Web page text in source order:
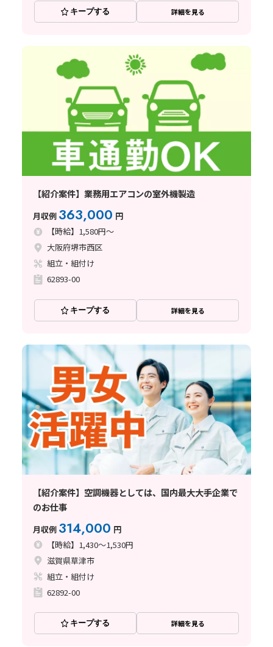
キープする 詳細を見る
【紹介案件】業務用エアコンの室外機製造
月収例 363,000 円
【時給】1,580円～
大阪府堺市西区
組立・組付け
62893-00
キープする 詳細を見る
【紹介案件】空調機器としては、国内最大大手企業で
のお仕事
月収例 314,000 円
【時給】1,430～1,530円
滋賀県草津市
組立・組付け
62892-00
キープする 詳細を見る